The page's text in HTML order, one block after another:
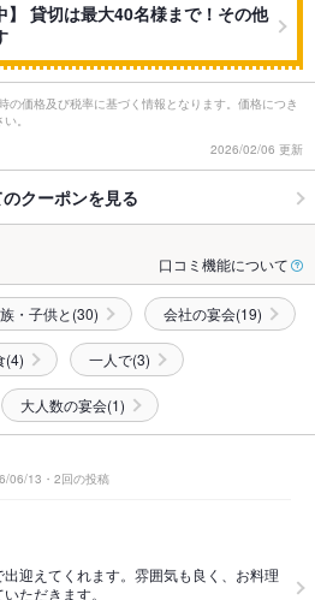
】 貸切は最大40名様まで！その他
価格及び税率に基づく情報となります。価格につき
。
2026/02/06 更新
クーポンを見る
口コミ機能について
・子供と(30) 会社の宴会(19)
(4) 一人で(3)
大人数の宴会(1)
06/13・2回の投稿
迎えてくれます。雰囲気も良く、お料理
ただきます。